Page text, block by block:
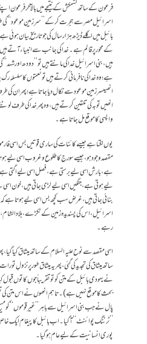
فرعون کے ساتھ کشمکش کے نتیجے میں بالآخر فرعون
اسرائیل مصر سے ہجرت کرکے’’سرزمینِ
بائبل میں اگلے ڈیڑھ ہزار سال کی جو تاریخ بیان ہوئی
کے محور پر قائم ہے۔ خدا کی جانب سے انبیاء آتے
ہیں، بنی اسرائیل خدا کی مانتے ہیں تو ’’دودھ اور
ہے؛ وہ خدا کی نافرمانی کرتے ہیں تو نعمتوں کا سلسلہ رک
انھیںسرزمینِ موعود سے نکال دیا جاتا ہے؛ پھر ان
انھیں توبہ کی تلقین کرتے ہیں، وہ پھر خدا کی طرف
واپسی کا موقع مل جاتا ہے۔
یوں لگتا ہے جیسے کائنات کی ساری قوتیں بس اسی
مقصد وجود ہو، جیسے سورج کا طلوع و غروب اسی لیے
ہے، بارش اسی لیے برستی ہے، فصل اسی لیے اگتی
لیے ہوتی ہے، جنگیں اسی لیے لڑی جاتی ہیں، خون اسی
بنائی جاتی ہیں، غرض سب کچھ بس اسی لیے ہوتا ہے کہ
اسرائیل ، اس کی پسندیدہ زمین کے ٹکڑے، بلاد
رہے۔
اسی مقصد سے نوح علیہ السلام کے ساتھ میثاق کیا گیا ،
ساتھ میثاق کی تجدید کی گئی، پھر یہ میثاق طور پر نزولِ
نے یہودی بائبل کے متن کو تو تقریباً جوں کا توں
بحث کا موقع نہیں ہے)۔ تاہم انھوں نے اس متن
پال نے جب بنی اسرائیل سے باہر ’’غیر قوموں‘‘ کو مسیح
’’ٹرننگ پوائنٹ‘‘آگیا۔ اب بائبل کا پیغام ایک
پوری انسانیت کے لیے عام ہوگیا۔